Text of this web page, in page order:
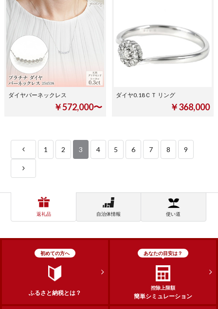
ダイヤバーネックレス
￥572,000〜
ダイヤ0.18ＣＴ リング
￥368,000
1 2 3 4 5 6 7 8 9
返礼品 自治体情報 使い道
初めての方へ
ふるさと納税とは？
あなたの目安は？
控除上限額
簡単シミュレーション